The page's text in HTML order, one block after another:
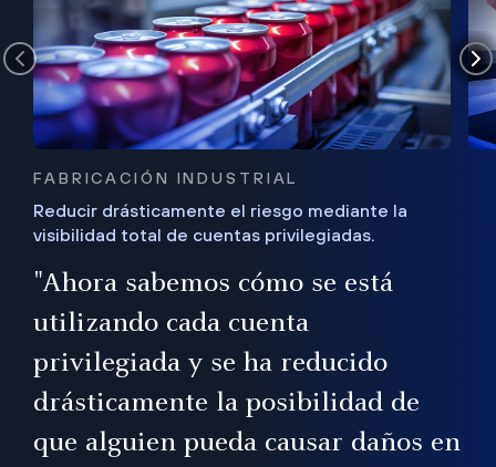
FABRICACIÓN INDUSTRIAL
Reducir drásticamente el riesgo mediante la
visibilidad total de cuentas privilegiadas.
"Ahora sabemos cómo se está
utilizando cada cuenta
privilegiada y se ha reducido
drásticamente la posibilidad de
que alguien pueda causar daños en